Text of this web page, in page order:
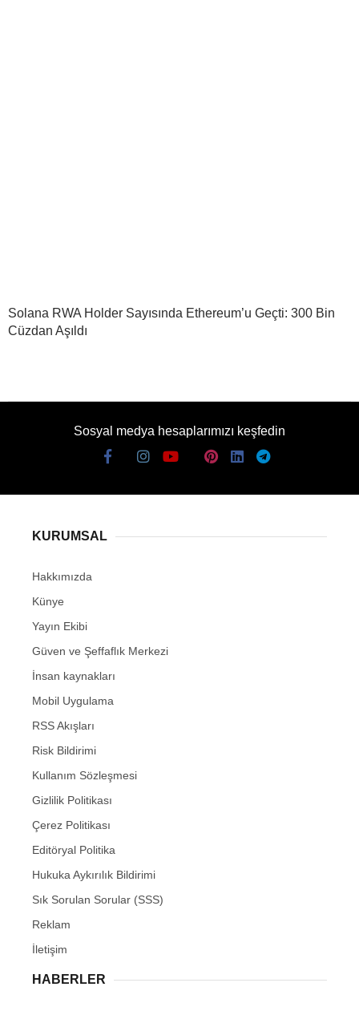
Solana RWA Holder Sayısında Ethereum’u Geçti: 300 Bin
Cüzdan Aşıldı
Sosyal medya hesaplarımızı keşfedin
KURUMSAL
Hakkımızda
Künye
Yayın Ekibi
Güven ve Şeffaflık Merkezi
İnsan kaynakları
Mobil Uygulama
RSS Akışları
Risk Bildirimi
Kullanım Sözleşmesi
Gizlilik Politikası
Çerez Politikası
Editöryal Politika
Hukuka Aykırılık Bildirimi
Sık Sorulan Sorular (SSS)
Reklam
İletişim
HABERLER